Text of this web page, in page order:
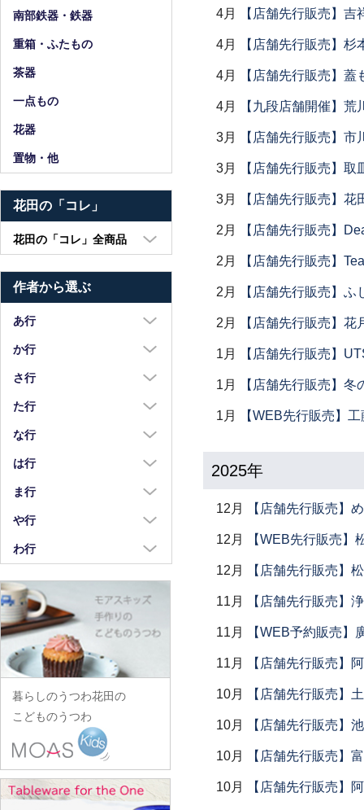
4月 【店舗先行販売】吉
4月 【店舗先行販売】
4月 【店舗先行販売】蓋
4月 【九段店舗開催】荒
3月 【店舗先行販売】
3月 【店舗先行販売】取
3月 【店舗先行販売】
2月 【店舗先行販売】
2月 【店舗先行販売】
2月 【店舗先行販売】
2月 【店舗先行販売】花
1月 【店舗先行販売】
1月 【店舗先行販売】冬
1月 【WEB先行販売】
2025年
12月 【店舗先行販売】
12月 【WEB先行販売】
12月 【店舗先行販売】
11月 【店舗先行販売】
11月 【WEB予約販売】
11月 【店舗先行販売】
10月 【店舗先行販売】
10月 【店舗先行販売】
10月 【店舗先行販売】
10月 【店舗先行販売】
ガラス皿
南部鉄器・鉄器
重箱・ふたもの
茶器
一点もの
花器
置物・他
花田の「コレ」
花田の「コレ」全商品
鉢・湯呑・カップ
汁椀・土鍋・折敷
小物・カトラリー
作者から選ぶ
あ行
浅野奈生
苧野直樹
安達和治
荒川真吾
荒賀文成
有馬和博
iiDA Woodturning
伊賀焼土楽
池島直人
池島仁美
生島賢
生島明水
池田大介
石川漆宝堂
石田誠
か行
蠣崎マコト
葛西国太郎
葛西義信
河上智美
川合孝知
川辺忠
川村宏樹
幹山繁太
季更器窯
岸野寛
北野敏一（犀ノ音窯）
日下華子
葛和万紀
さ行
坂本達哉
佐川岳彦
佐々木暢子
重田良古
島田まるみ
志村睦彦
城進
菅原博之
杉本太郎
鈴木重孝
鈴木潤吾
た行
高島慎一
高木剛
瀧田操
田中あい
田中佐和子
谷口嘉
谷永太郎
玉山保男
田沼英里
崔在皓
な行
中荒江道子
中尾万作
中川紀夫
中町いずみ
中村一也
中村幸一郎
d.Tam 中村孝子/桃子
中村智美
中村真紀
中山孝志
名古路英介
西納三枝
は行
橋村大作
長谷川由香
畑中篤
花岡隆
花田オリジナル
羽生直記
林京子
林拓児
原口潔
原田七重
原田譲
原光弘
日高伸治
ま行
前田麻美
正木春蔵
松浦コータロー
松浦ナオコ
松葉勇輝
松本郁美
松本優樹
松本良夫
三浦侑子
水垣千悦
水野克俊
や行
八木橋昇
山口硝子
山口利枝
山崎葉
山田洋次
山田隆太郎
山中恵介
山本哲也
山本恭代
山本亮平
わ行
ワダコーヘー
渡辺信史
渡邊心平
暮らしのうつわ花田の
こどものうつわ